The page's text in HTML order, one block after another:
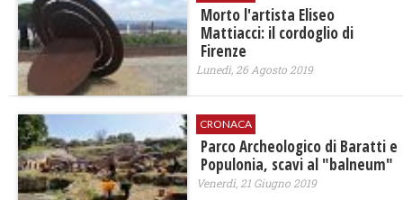
Morto l'artista Eliseo
Mattiacci: il cordoglio di
Firenze
Lunedì, 26 Agosto 2019
CRONACA
Parco Archeologico di Baratti e
Populonia, scavi al "balneum"
Venerdì, 21 Giugno 2019